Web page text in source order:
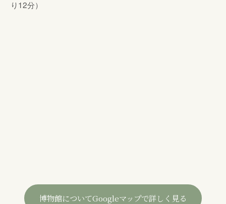
り12分）
博物館についてGoogleマップで詳しく見る